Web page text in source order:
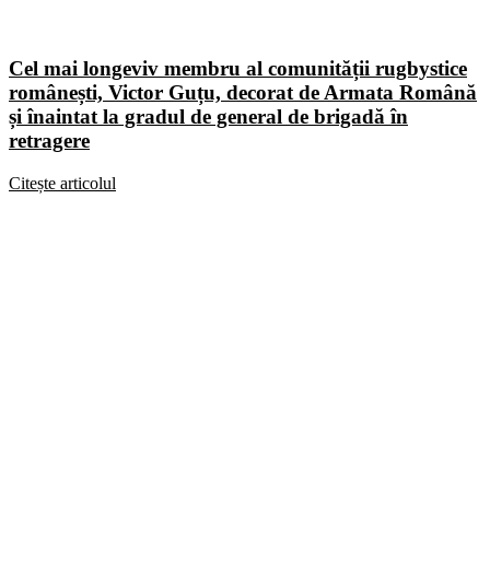
Cel mai longeviv membru al comunității rugbystice
românești, Victor Guțu, decorat de Armata Română
și înaintat la gradul de general de brigadă în
retragere
Citește articolul